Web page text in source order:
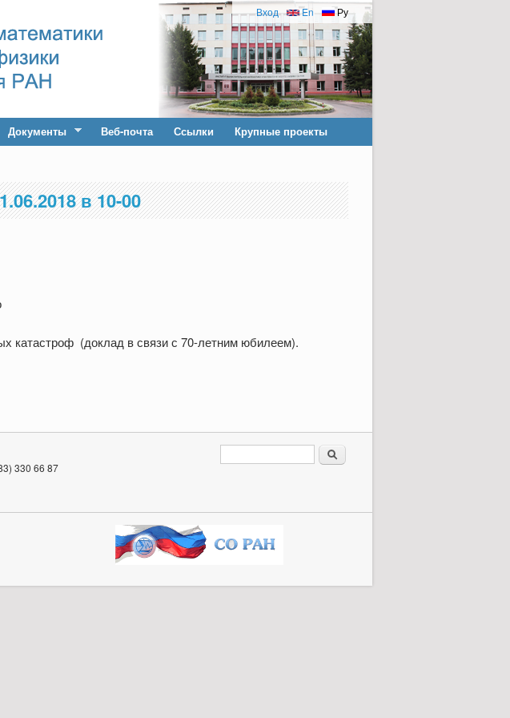
Ру
En
Вход
Документы Веб-почта Ссылки Крупные проекты
в 10-00
(доклад в связи с 70-летним юбилеем).
330 66 87
Форма поиска